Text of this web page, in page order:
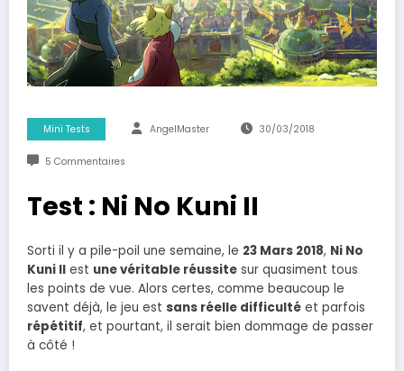
Mini Tests AngelMaster 30/03/2018
5 Commentaires
Test : Ni No Kuni II
Sorti il y a pile-poil une semaine, le 23 Mars 2018, Ni No
Kuni II est une véritable réussite sur quasiment tous
les points de vue. Alors certes, comme beaucoup le
savent déjà, le jeu est sans réelle difficulté et parfois
répétitif, et pourtant, il serait bien dommage de passer
à côté !